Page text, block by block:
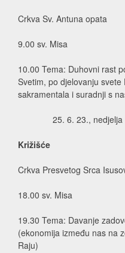
Crkva Sv. Antuna opata
9.00 sv. Misa
10.00 Tema: Duhovni rast
Svetim, po djelovanju
sakramentala i suradnji s
6. 23., nedjelja
Križišće
Crkva Presvetog Srca
18.00 sv. Misa
19.30 Tema: Davanje
(ekonomija između nas na
Raju)